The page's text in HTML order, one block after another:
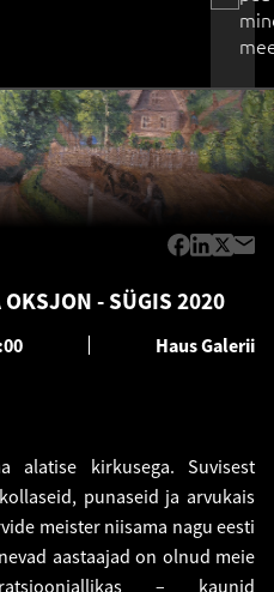
- SÜGIS 2020
Haus Galerii
alatise kirkusega. Suvisest
punaseid ja arvukais
meister niisama nagu eesti
aastaajad on olnud meie
– kaunid